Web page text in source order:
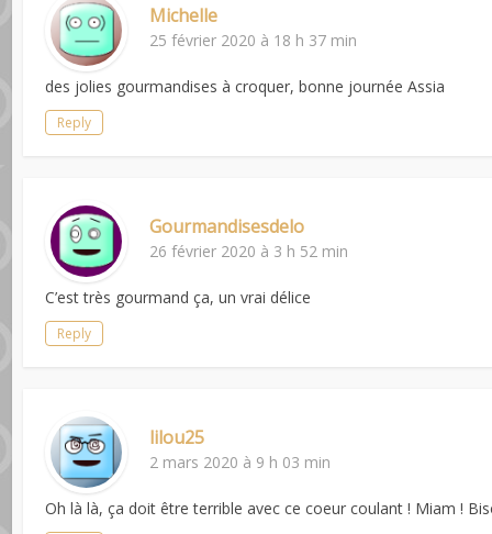
Michelle
25 février 2020 à 18 h 37 min
des jolies gourmandises à croquer, bonne journée Assia
Reply
Gourmandisesdelo
26 février 2020 à 3 h 52 min
C’est très gourmand ça, un vrai délice
Reply
lilou25
2 mars 2020 à 9 h 03 min
Oh là là, ça doit être terrible avec ce coeur coulant ! Miam !